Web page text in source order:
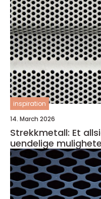
inspiration
14. March 2026
Strekkmetall: Et
uendelige